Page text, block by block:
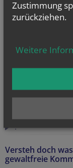
Trauer,
.
Umgang mit
.
Versteh doch
gewaltfreie
Zustimmung
zurückziehen.
Weitere